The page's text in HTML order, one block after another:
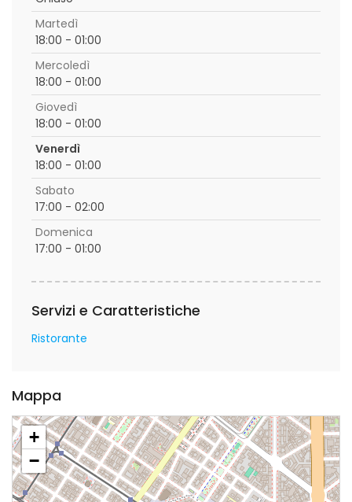
Martedì
18:00 - 01:00
Mercoledì
18:00 - 01:00
Giovedì
18:00 - 01:00
Venerdì
18:00 - 01:00
Sabato
17:00 - 02:00
Domenica
17:00 - 01:00
Servizi e Caratteristiche
Ristorante
Mappa
+
−